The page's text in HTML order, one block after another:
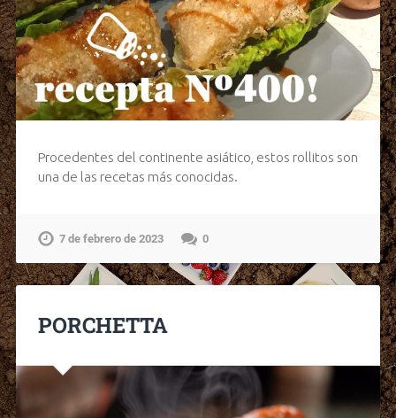
Procedentes del continente asiático, estos rollitos son
una de las recetas más conocidas.
7 de febrero de 2023 0
PORCHETTA